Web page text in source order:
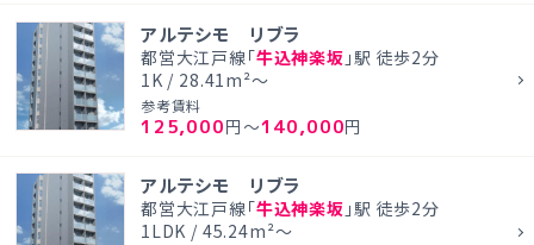
アルテシモ リブラ
都営大江戸線「牛込神楽坂 」駅 徒歩2分
1K / 28.41m²～
参考賃料
125,000円～140,000円
アルテシモ リブラ
都営大江戸線「牛込神楽坂 」駅 徒歩2分
1LDK / 45.24m²～